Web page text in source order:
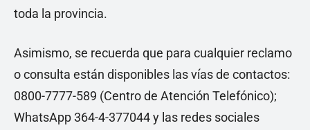
toda la provincia.
Asimismo, se recuerda que para cualquier reclamo
o consulta están disponibles las vías de contactos:
0800-7777-589 (Centro de Atención Telefónico);
WhatsApp 364-4-377044 y las redes sociales